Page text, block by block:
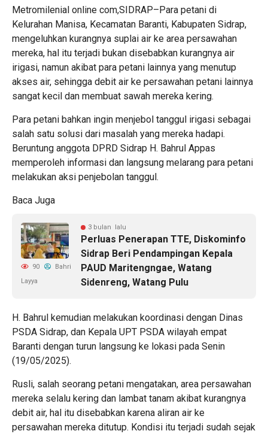
Metromilenial online com,SIDRAP–Para petani di
Kelurahan Manisa, Kecamatan Baranti, Kabupaten Sidrap,
mengeluhkan kurangnya suplai air ke area persawahan
mereka, hal itu terjadi bukan disebabkan kurangnya air
irigasi, namun akibat para petani lainnya yang menutup
akses air, sehingga debit air ke persawahan petani lainnya
sangat kecil dan membuat sawah mereka kering.
Para petani bahkan ingin menjebol tanggul irigasi sebagai
salah satu solusi dari masalah yang mereka hadapi.
Beruntung anggota DPRD Sidrap H. Bahrul Appas
memperoleh informasi dan langsung melarang para petani
melakukan aksi penjebolan tanggul.
Baca Juga
3 bulan lalu
Perluas Penerapan TTE, Diskominfo
Sidrap Beri Pendampingan Kepala
PAUD Maritengngae, Watang
Sidenreng, Watang Pulu
90
Bahri
Layya
H. Bahrul kemudian melakukan koordinasi dengan Dinas
PSDA Sidrap, dan Kepala UPT PSDA wilayah empat
Baranti dengan turun langsung ke lokasi pada Senin
(19/05/2025).
Rusli, salah seorang petani mengatakan, area persawahan
mereka selalu kering dan lambat tanam akibat kurangnya
debit air, hal itu disebabkan karena aliran air ke
persawahan mereka ditutup. Kondisi itu terjadi sudah sejak